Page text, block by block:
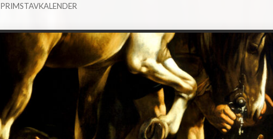
PRIMSTAVKALENDER